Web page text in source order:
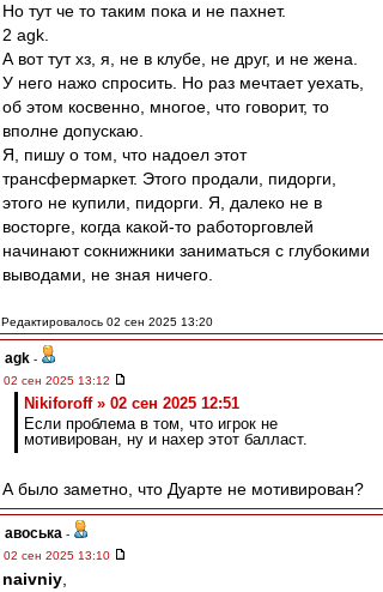
Но тут че то таким пока и не пахнет.
2 agk.
А вот тут хз, я, не в клубе, не друг, и не жена.
У него нажо спросить. Но раз мечтает уехать,
об этом косвенно, многое, что говорит, то
вполне допускаю.
Я, пишу о том, что надоел этот
трансфермаркет. Этого продали, пидорги,
этого не купили, пидорги. Я, далеко не в
восторге, когда какой-то работорговлей
начинают сокнижники заниматься с глубокими
выводами, не зная ничего.
Редактировалось 02 сен 2025 13:20
agk -
02 сен 2025 13:12
Nikiforoff » 02 сен 2025 12:51
Если проблема в том, что игрок не
мотивирован, ну и нахер этот балласт.
А было заметно, что Дуарте не мотивирован?
авоська -
02 сен 2025 13:10
naivniy